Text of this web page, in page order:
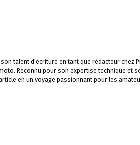
talent d'écriture en tant que rédacteur chez
Reconnu pour son expertise technique et
en un voyage passionnant pour les